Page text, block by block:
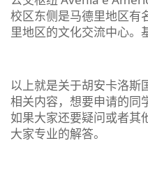
校区东侧是马德里地区有
里地区的文化交流中心。
以上就是关于胡安卡洛斯
相关内容，想要申请的同
如果大家还要疑问或者其
大家专业的解答。